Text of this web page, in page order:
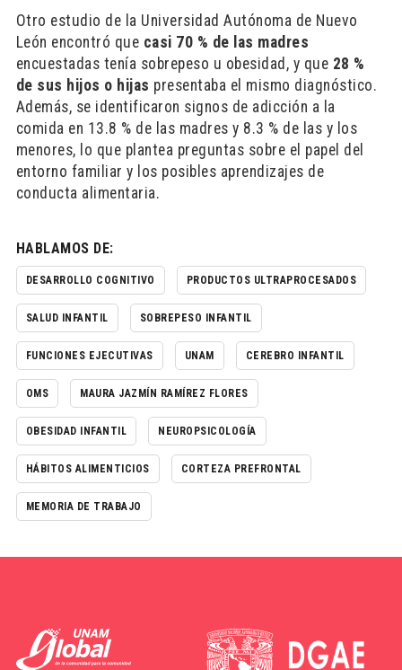
Otro estudio de la Universidad Autónoma de Nuevo
León encontró que casi 70 % de las madres
encuestadas tenía sobrepeso u obesidad, y que 28 %
de sus hijos o hijas presentaba el mismo diagnóstico.
Además, se identificaron signos de adicción a la
comida en 13.8 % de las madres y 8.3 % de las y los
menores, lo que plantea preguntas sobre el papel del
entorno familiar y los posibles aprendizajes de
conducta alimentaria.
HABLAMOS DE:
DESARROLLO COGNITIVO PRODUCTOS ULTRAPROCESADOS
SALUD INFANTIL SOBREPESO INFANTIL
FUNCIONES EJECUTIVAS UNAM CEREBRO INFANTIL
OMS MAURA JAZMÍN RAMÍREZ FLORES
OBESIDAD INFANTIL NEUROPSICOLOGÍA
HÁBITOS ALIMENTICIOS CORTEZA PREFRONTAL
MEMORIA DE TRABAJO